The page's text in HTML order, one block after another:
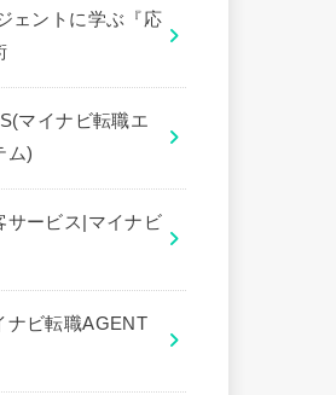
ェントに学ぶ『応
マイナビ転職エ
ム)
サービス|マイナビ
ナビ転職AGENT